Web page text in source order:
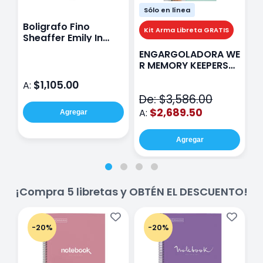
Boligrafo Fino
Sheaffer Emily In
A: $1,105.00
Agregar
Sólo en línea
Kit Arma Libreta GRATIS
ENGARGOLADORA WE
R MEMORY KEEPERS
De: $3,586.00
A: $2,689.50
Agregar
¡Compra 5 libretas y OBTÉN EL DESCUENTO!
-20% -20%